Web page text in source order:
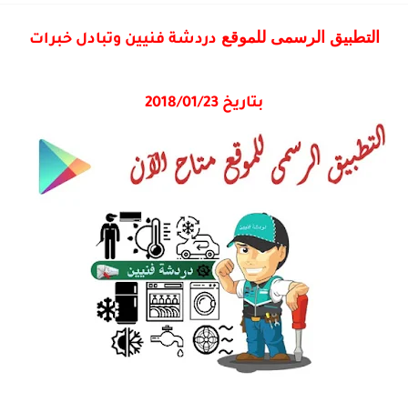
التطبيق الرسمى للموقع دردشة فنيين وتبادل خبرات
بتاريخ 2018/01/23